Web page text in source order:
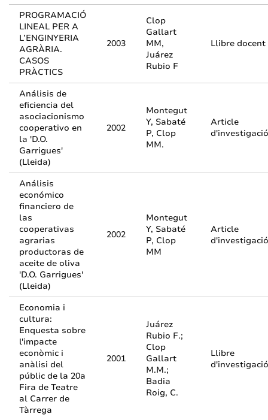
PROGRAMACIÓ
LINEAL PER A
L’ENGINYERIA
AGRÀRIA.
CASOS
PRÀCTICS
2003
Clop
Gallart
MM,
Juárez
Rubio F
Llibre docent
Análisis de
eficiencia del
asociacionismo
cooperativo en
la 'D.O.
Garrigues'
(Lleida)
2002
Montegut
Y, Sabaté
P, Clop
MM.
Article
d'investigació
Análisis
económico
financiero de
las
cooperativas
agrarias
productoras de
aceite de oliva
'D.O. Garrigues'
(Lleida)
2002
Montegut
Y, Sabaté
P, Clop
MM
Article
d'investigació
Economia i
cultura:
Enquesta sobre
l'impacte
econòmic i
anàlisi del
públic de la 20a
Fira de Teatre
al Carrer de
Tàrrega
2001
Juárez
Rubio F.;
Clop
Gallart
M.M.;
Badia
Roig, C.
Llibre
d'investigació